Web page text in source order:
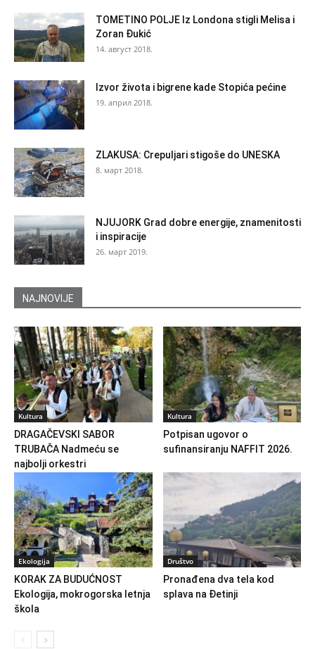
TOMETINO POLJE Iz Londona stigli Melisa i
Zoran Đukić
14. август 2018.
Izvor života i bigrene kade Stopića pećine
19. април 2018.
ZLAKUSA: Crepuljari stigoše do UNESKA
8. март 2018.
NJUJORK Grad dobre energije, znamenitosti
i inspiracije
26. март 2019.
NAJNOVIJE
Kultura
DRAGAČEVSKI SABOR
TRUBAČA Nadmeću se
najbolji orkestri
Kultura
Potpisan ugovor o
sufinansiranju NAFFIT 2026.
Ekologija
KORAK ZA BUDUĆNOST
Ekologija, mokrogorska letnja
škola
Društvo
Pronađena dva tela kod
splava na Đetinji